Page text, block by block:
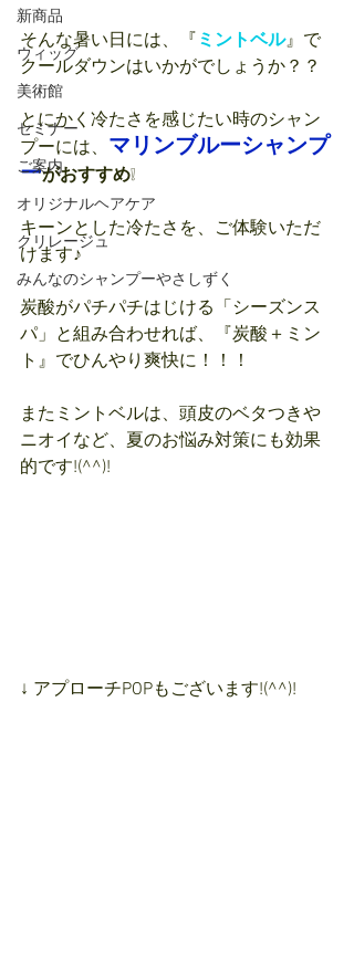
新商品
ウィッグ
美術館
セミナー
ご案内
オリジナルヘアケア
クリレージュ
みんなのシャンプーやさしずく
そんな暑い日には、『 ミントベル』で
クールダウンはいかがでしょうか？？
とにかく冷たさを感じたい時のシャン
プーには、 マリンブルーシャンプ
ーがおすすめ❕
キーンとした冷たさを、ご体験いただ
けます♪
炭酸がパチパチはじける「シーズンス
パ」と組み合わせれば、『炭酸＋ミン
ト』でひんやり爽快に！！！
またミントベルは、頭皮のベタつきや
ニオイなど、夏のお悩み対策にも効果
的です!(^^)!
↓ アプローチPOPもございます!(^^)!